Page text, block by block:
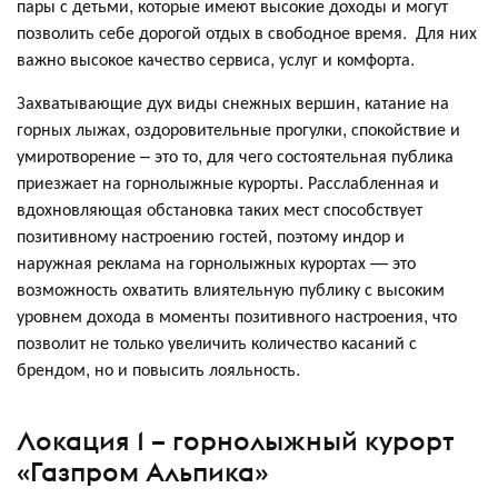
пары с детьми, которые имеют высокие доходы и могут
позволить себе дорогой отдых в свободное время. Для них
важно высокое качество сервиса, услуг и комфорта.
Захватывающие дух виды снежных вершин, катание на
горных лыжах, оздоровительные прогулки, спокойствие и
умиротворение – это то, для чего состоятельная публика
приезжает на горнолыжные курорты. Расслабленная и
вдохновляющая обстановка таких мест способствует
позитивному настроению гостей, поэтому индор и
наружная реклама на горнолыжных курортах — это
возможность охватить влиятельную публику с высоким
уровнем дохода в моменты позитивного настроения, что
позволит не только увеличить количество касаний с
брендом, но и повысить лояльность.
Локация 1 – горнолыжный курорт
«Газпром Альпика»